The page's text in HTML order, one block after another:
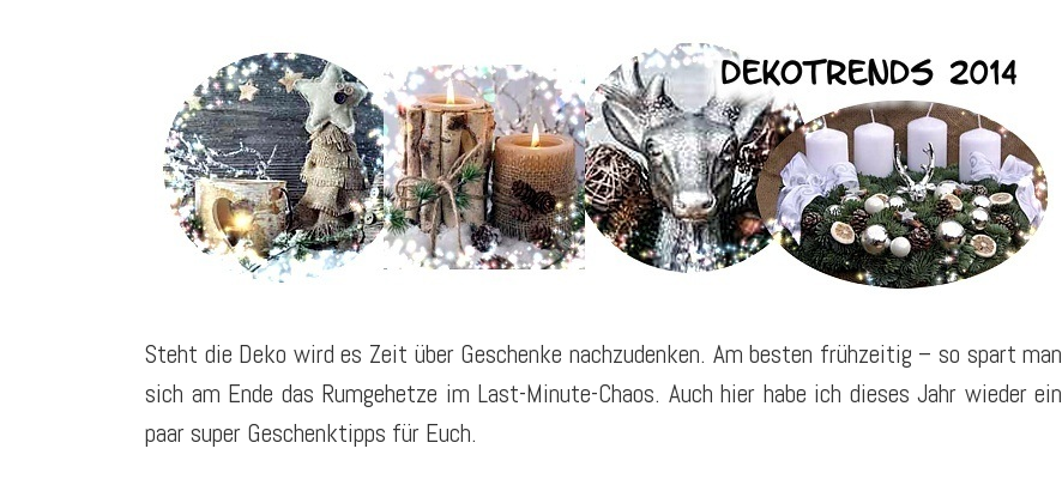
Steht die Deko wird es Zeit über Geschenke nachzudenken. Am besten frühzeitig – so spart man
sich am Ende das Rumgehetze im Last-Minute-Chaos. Auch hier habe ich dieses Jahr wieder ein
paar super Geschenktipps für Euch.